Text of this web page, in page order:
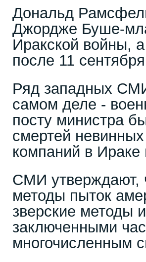
Дональд
Джордже Буше-
Иракской войны,
после 11
Ряд западных
самом деле -
посту министра
смертей
компаний в
СМИ
методы пыток
зверские методы
заключенными
многочисленным